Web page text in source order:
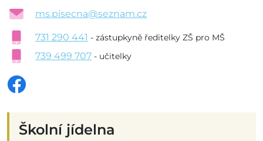
ms.pisecna@seznam.cz
731 290 441 - zástupkyně ředitelky ZŠ pro MŠ
739 499 707 - učitelky
Školní jídelna